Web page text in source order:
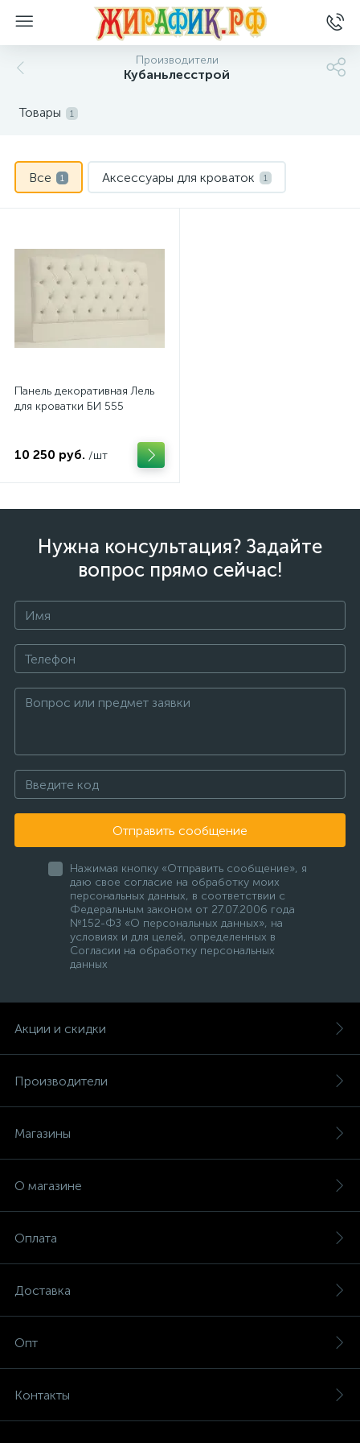
Производители
Кубаньлесстрой
Товары 1
Все 1 Аксессуары для кроваток 1
Панель декоративная Лель
для кроватки БИ 555
10 250 руб. /шт
Нужна консультация? Задайте
вопрос прямо сейчас!
Отправить сообщение
Нажимая кнопку «Отправить сообщение», я
даю свое согласие на обработку моих
персональных данных, в соответствии с
Федеральным законом от 27.07.2006 года
№152-ФЗ «О персональных данных», на
условиях и для целей, определенных в
Согласии на обработку персональных
данных
Акции и скидки
Производители
Магазины
О магазине
Оплата
Доставка
Опт
Контакты